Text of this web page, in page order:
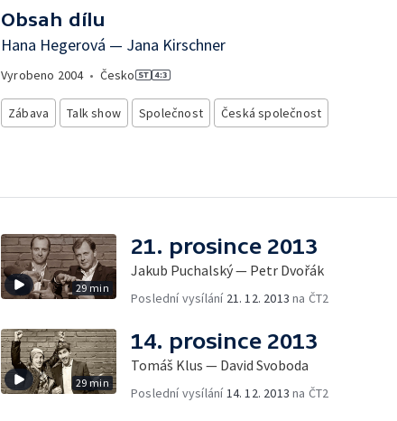
Obsah dílu
Hana Hegerová — Jana Kirschner
Vyrobeno 2004• Česko
Zábava Talk show Společnost Česká společnost
29 min
21. prosince 2013
Jakub Puchalský — Petr Dvořák
Poslední vysílání 21. 12. 2013 na ČT2
29 min
14. prosince 2013
Tomáš Klus — David Svoboda
Poslední vysílání 14. 12. 2013 na ČT2